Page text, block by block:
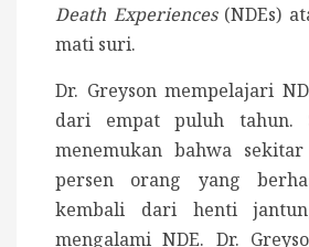
Death Experiences(NDEs)
mati suri.
Dr. Greyson mempelajari
dari empat puluh tahun.
menemukan bahwa
persen orang yang
kembali dari henti
mengalami NDE. Dr.